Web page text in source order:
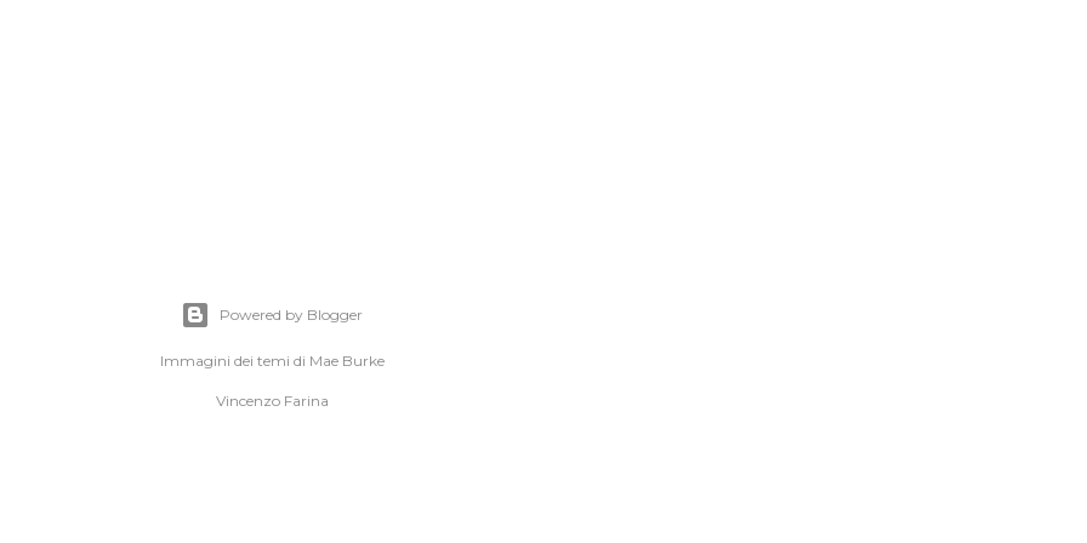
Powered by Blogger
Immagini dei temi di Mae Burke
Vincenzo Farina